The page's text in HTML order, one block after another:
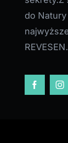
do
REVESEN.